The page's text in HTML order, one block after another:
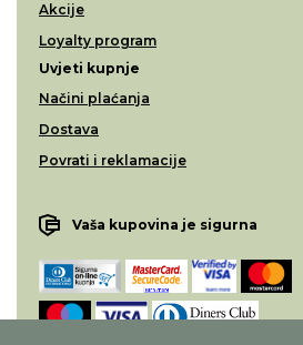
Akcije
Loyalty program
Uvjeti kupnje
Načini plaćanja
Dostava
Povrati i reklamacije
Vaša kupovina je sigurna